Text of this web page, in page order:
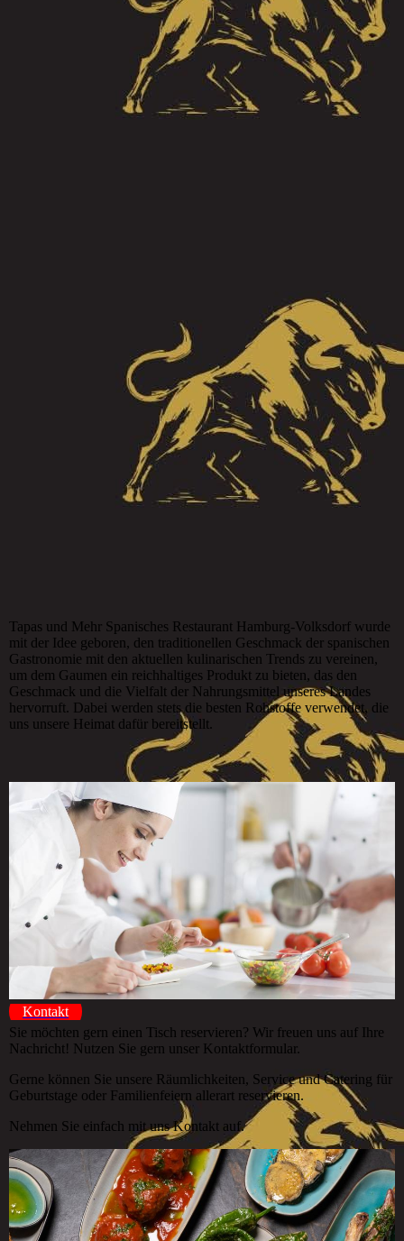
Tapas und Mehr Spanisches Restaurant Hamburg-Volksdorf wurde
mit der Idee geboren, den traditionellen Geschmack der spanischen
Gastronomie mit den aktuellen kulinarischen Trends zu vereinen,
um dem Gaumen ein reichhaltiges Produkt zu bieten, das den
Geschmack und die Vielfalt der Nahrungsmittel unseres Landes
hervorruft. Dabei werden stets die besten Rohstoffe verwendet, die
uns unsere Heimat dafür bereitstellt.
Kontakt
Sie möchten gern einen Tisch reservieren? Wir freuen uns auf Ihre
Nachricht! Nutzen Sie gern unser Kontaktformular.
Gerne können Sie unsere Räumlichkeiten, Service und Catering für
Geburtstage oder Familienfeiern allerart reservieren.
Nehmen Sie einfach mit uns Kontakt auf.